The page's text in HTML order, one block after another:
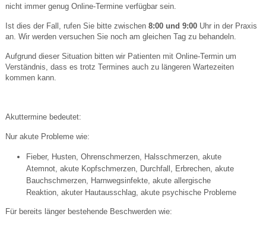
nicht immer genug Online-Termine verfügbar sein.
Ist dies der Fall, rufen Sie bitte zwischen8:00 und 9:00Uhr in der Praxis
an. Wir werden versuchen Sie noch am gleichen Tag zu behandeln.
Aufgrund dieser Situation bitten wir Patienten mit Online-Termin um
Verständnis, dass es trotz Termines auch zu längeren Wartezeiten
kommen kann.
Akuttermine bedeutet:
Nur akute Probleme wie:
Fieber, Husten, Ohrenschmerzen, Halsschmerzen, akute
Atemnot, akute Kopfschmerzen, Durchfall, Erbrechen, akute
Bauchschmerzen, Harnwegsinfekte, akute allergische
Reaktion, akuter Hautausschlag, akute psychische Probleme
Für bereits länger bestehende Beschwerden wie: